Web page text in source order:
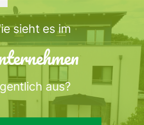
sieht es im
aus?